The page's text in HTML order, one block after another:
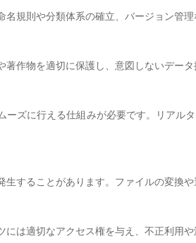
規則や分類体系の確立、バージョン管理
作物を適切に保護し、意図しないデータ
ズに行える仕組みが必要です。リアル
することがあります。ファイルの変換や
は適切なアクセス権を与え、不正利用や